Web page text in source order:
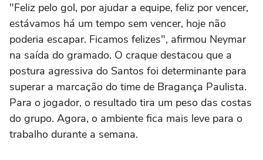
"Feliz pelo gol, por ajudar a equipe, feliz por vencer,
estávamos há um tempo sem vencer, hoje não
poderia escapar. Ficamos felizes", afirmou Neymar
na saída do gramado. O craque destacou que a
postura agressiva do Santos foi determinante para
superar a marcação do time de Bragança Paulista.
Para o jogador, o resultado tira um peso das costas
do grupo. Agora, o ambiente fica mais leve para o
trabalho durante a semana.